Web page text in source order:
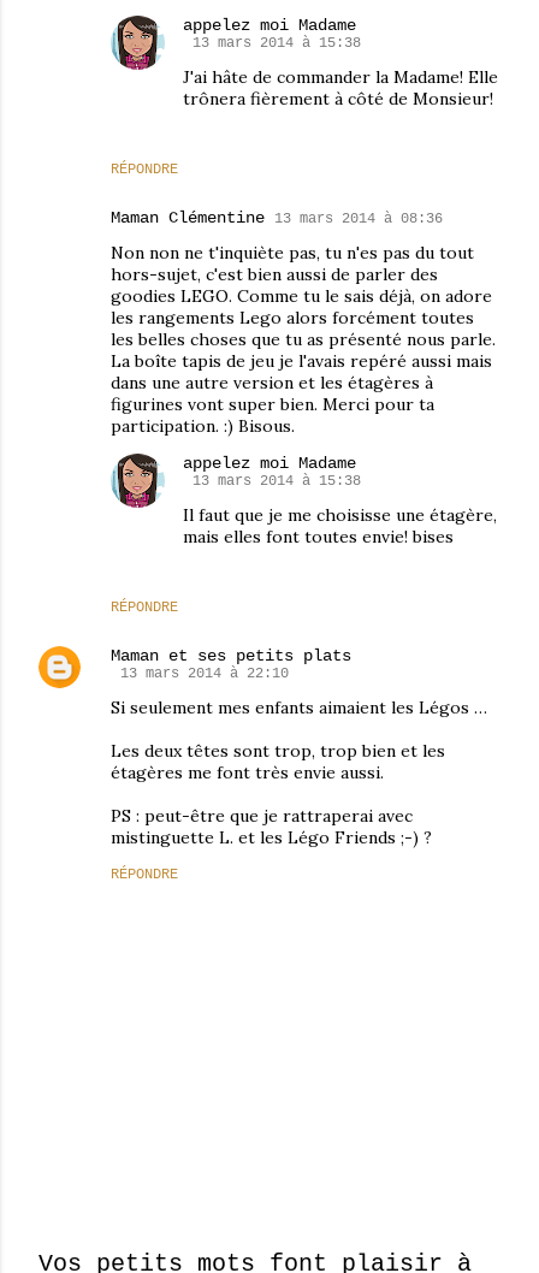
RÉPONDRE
appelez moi Madame
13 mars 2014 à 15:38
J'ai hâte de commander la Madame! Elle
trônera fièrement à côté de Monsieur!
Maman Clémentine 13 mars 2014 à 08:36
Non non ne t'inquiète pas, tu n'es pas du tout
hors-sujet, c'est bien aussi de parler des
goodies LEGO. Comme tu le sais déjà, on adore
les rangements Lego alors forcément toutes
les belles choses que tu as présenté nous parle.
La boîte tapis de jeu je l'avais repéré aussi mais
dans une autre version et les étagères à
figurines vont super bien. Merci pour ta
participation. :) Bisous.
RÉPONDRE
appelez moi Madame
13 mars 2014 à 15:38
Il faut que je me choisisse une étagère,
mais elles font toutes envie! bises
Maman et ses petits plats
13 mars 2014 à 22:10
Si seulement mes enfants aimaient les Légos …
Les deux têtes sont trop, trop bien et les
étagères me font très envie aussi.
PS : peut-être que je rattraperai avec
mistinguette L. et les Légo Friends ;-) ?
RÉPONDRE
Vos petits mots font plaisir à